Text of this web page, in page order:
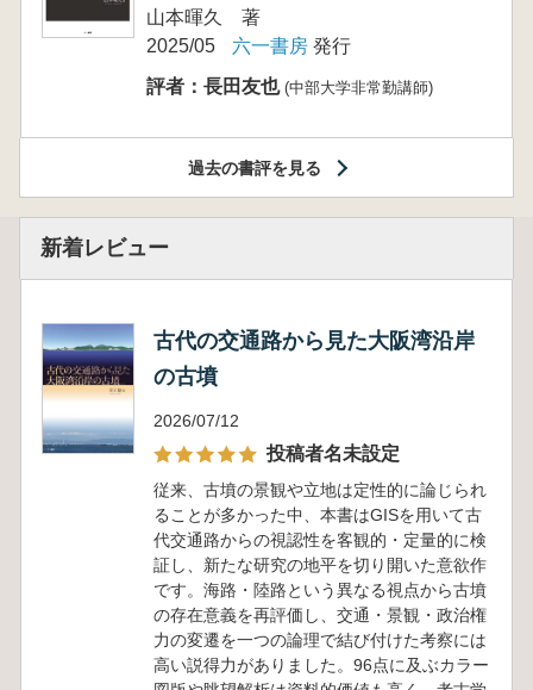
山本暉久 著
2025/05
六一書房 発行
評者：長田友也 (中部大学非常勤講師)
過去の書評を見る
新着レビュー
古代の交通路から見た大阪湾沿岸
の古墳
2026/07/12
投稿者名未設定
従来、古墳の景観や立地は定性的に論じられ
ることが多かった中、本書はGISを用いて古
代交通路からの視認性を客観的・定量的に検
証し、新たな研究の地平を切り開いた意欲作
です。海路・陸路という異なる視点から古墳
の存在意義を再評価し、交通・景観・政治権
力の変遷を一つの論理で結び付けた考察には
高い説得力がありました。96点に及ぶカラー